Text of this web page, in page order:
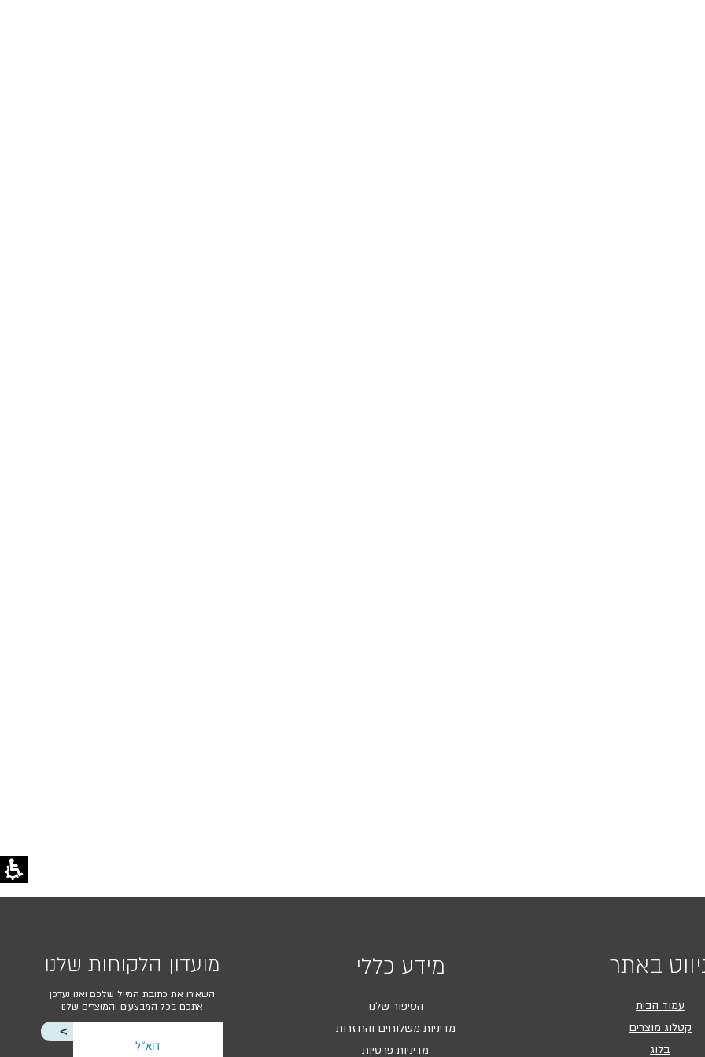
מועדון הלקוחות שלנו
השאירו את כתובת המייל שלכם ואנו נעדכן
אתכם בכל המבצעים והמוצרים שלנו
<
מידע כללי
הסיפור שלנו
מדיניות משלוחים והחזרות
מדיניות פרטיות
באתר
עמוד הבית
קטלוג מוצרים
בלוג